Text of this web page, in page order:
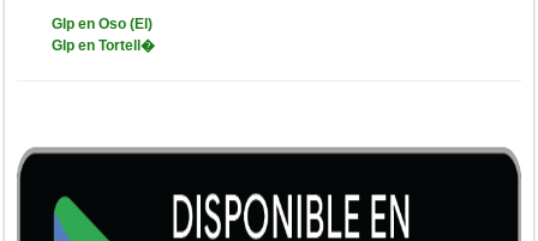
Glp en Oso (El)
Glp en Tortell�